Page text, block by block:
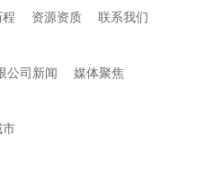
程 资源资质 联系我们
公司新闻 媒体聚焦
市